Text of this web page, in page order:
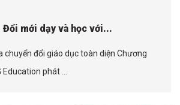
Đổi mới dạy và học với...
chuyển đổi giáo dục toàn diện Chương
phát ...